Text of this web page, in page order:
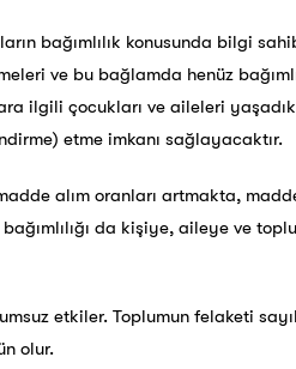
bağımlılık konusunda bilgi
ve bu bağlamda henüz
ilgili çocukları ve aileleri
etme imkanı sağlayacaktır.
alım oranları artmakta,
da kişiye, aileye ve
etkiler. Toplumun felaketi
olur.